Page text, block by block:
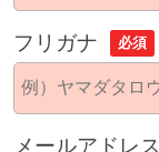
フリガナ 必須
メールアドレス